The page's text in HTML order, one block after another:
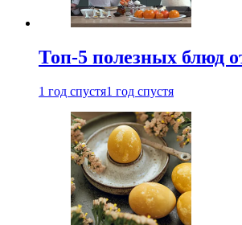
Топ-5 полезных блюд
1 год спустя1 год спустя